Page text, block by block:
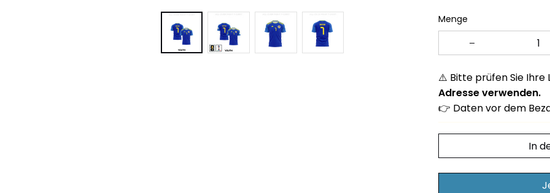
Menge
⚠️ Bitte prüfen Sie Ihre
Adresse verwenden.
👉 Daten vor dem
In